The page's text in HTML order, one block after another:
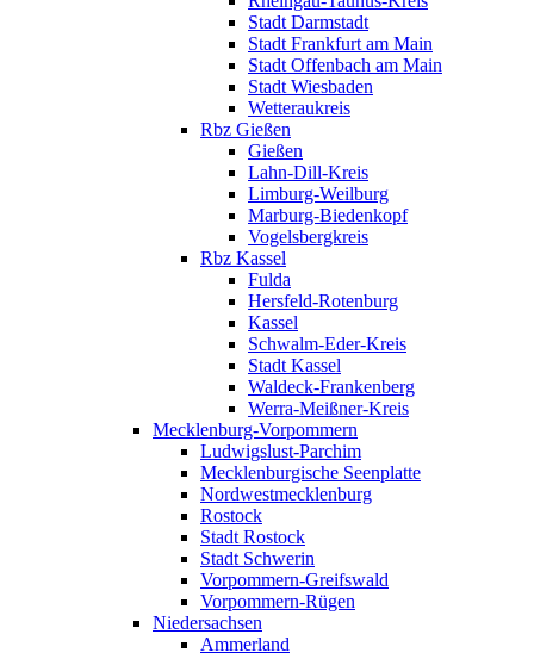
Stadt Darmstadt
Stadt Frankfurt am Main
Stadt Offenbach am Main
Stadt Wiesbaden
Wetteraukreis
Rbz Gießen
Gießen
Lahn-Dill-Kreis
Limburg-Weilburg
Marburg-Biedenkopf
Vogelsbergkreis
Rbz Kassel
Fulda
Hersfeld-Rotenburg
Kassel
Schwalm-Eder-Kreis
Stadt Kassel
Waldeck-Frankenberg
Werra-Meißner-Kreis
Mecklenburg-Vorpommern
Ludwigslust-Parchim
Mecklenburgische Seenplatte
Nordwestmecklenburg
Rostock
Stadt Rostock
Stadt Schwerin
Vorpommern-Greifswald
Vorpommern-Rügen
Niedersachsen
Ammerland